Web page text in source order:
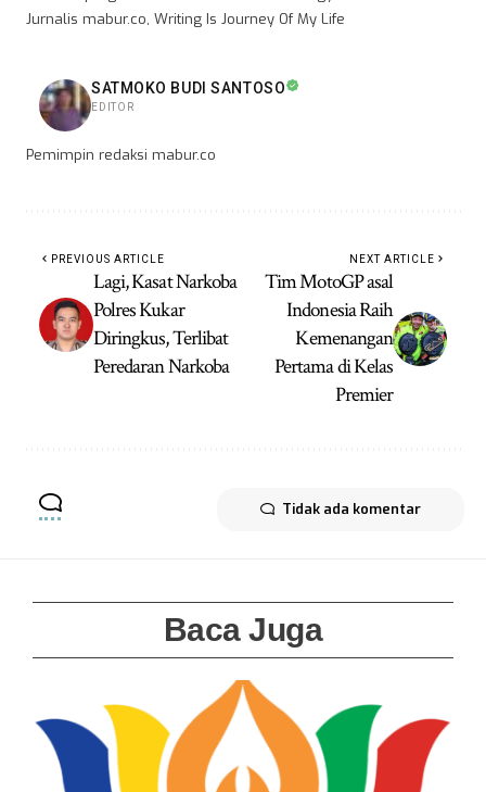
Jurnalis mabur.co, Writing Is Journey Of My Life
SATMOKO BUDI SANTOSO
EDITOR
Pemimpin redaksi mabur.co
PREVIOUS ARTICLE
Lagi, Kasat Narkoba
Polres Kukar
Diringkus, Terlibat
Peredaran Narkoba
NEXT ARTICLE
Tim MotoGP asal
Indonesia Raih
Kemenangan
Pertama di Kelas
Premier
Tidak ada komentar
Baca Juga